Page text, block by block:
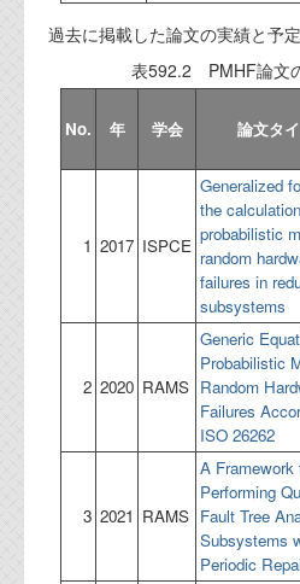
過去に掲載した論文の実績と予
表592.2 PMHF論文
No. 年 学会 論文タ
1 2017 ISPCE
Generalized
the
probabilistic
random
failures in
subsystems
2 2020 RAMS
Generic
Probabilistic
Random
Failures
ISO 26262
3 2021 RAMS
A Framework
Performing
Fault Tree
Subsystems
Periodic